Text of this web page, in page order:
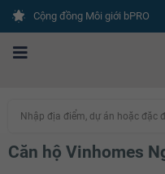
Cộng đồng Môi giới bPRO
Nhập địa điểm, dự án hoặc đặc
Căn hộ Vinhomes